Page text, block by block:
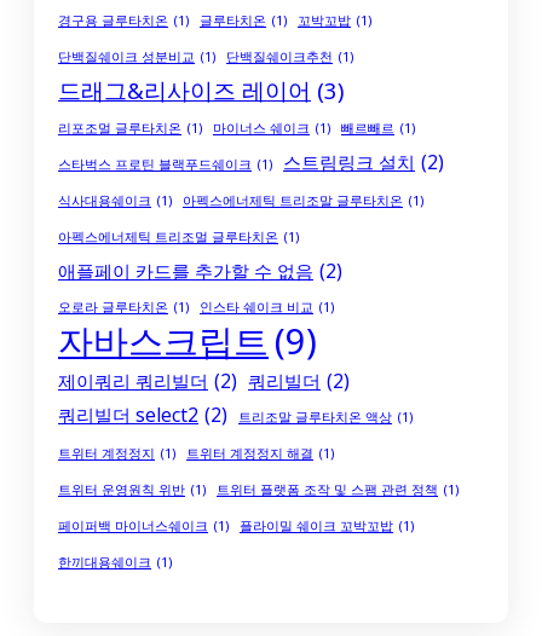
경구용 글루타치온 (1) 글루타치온 (1) 꼬박꼬밥 (1)
단백질쉐이크 성분비교 (1) 단백질쉐이크추천 (1)
드래그&리사이즈 레이어 (3)
리포조멀 글루타치온 (1) 마이너스 쉐이크 (1) 빼르빼르 (1)
스타벅스 프로틴 블랙푸드쉐이크 (1) 스트림링크 설치 (2)
식사대용쉐이크 (1) 아펙스에너제틱 트리조말 글루타치온 (1)
아펙스에너제틱 트리조멀 글루타치온 (1)
애플페이 카드를 추가할 수 없음 (2)
오로라 글루타치온 (1) 인스타 쉐이크 비교 (1)
자바스크립트 (9)
제이쿼리 쿼리빌더 (2) 쿼리빌더 (2)
쿼리빌더 select2 (2) 트리조말 글루타치온 액상 (1)
트위터 계정정지 (1) 트위터 계정정지 해결 (1)
트위터 운영원칙 위반 (1) 트위터 플랫폼 조작 및 스팸 관련 정책 (1)
페이퍼백 마이너스쉐이크 (1) 플라이밀 쉐이크 꼬박꼬밥 (1)
한끼대용쉐이크 (1)